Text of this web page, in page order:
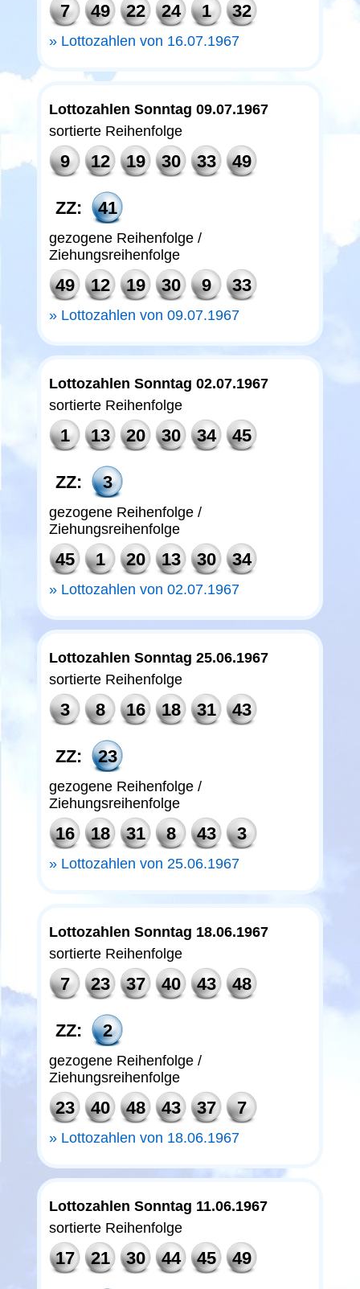
7 49 22 24 1 32
Lottozahlen von 16.07.1967
Lottozahlen Sonntag 09.07.1967
sortierte Reihenfolge
9 12 19 30 33 49
ZZ: 41
gezogene Reihenfolge /
Ziehungsreihenfolge
49 12 19 30 9 33
Lottozahlen von 09.07.1967
Lottozahlen Sonntag 02.07.1967
sortierte Reihenfolge
1 13 20 30 34 45
ZZ: 3
gezogene Reihenfolge /
Ziehungsreihenfolge
45 1 20 13 30 34
Lottozahlen von 02.07.1967
Lottozahlen Sonntag 25.06.1967
sortierte Reihenfolge
3 8 16 18 31 43
ZZ: 23
gezogene Reihenfolge /
Ziehungsreihenfolge
16 18 31 8 43 3
Lottozahlen von 25.06.1967
Lottozahlen Sonntag 18.06.1967
sortierte Reihenfolge
7 23 37 40 43 48
ZZ: 2
gezogene Reihenfolge /
Ziehungsreihenfolge
23 40 48 43 37 7
Lottozahlen von 18.06.1967
Lottozahlen Sonntag 11.06.1967
sortierte Reihenfolge
17 21 30 44 45 49